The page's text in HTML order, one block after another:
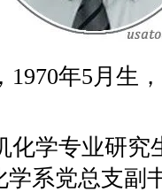
1970年5月生
化学专业研究
系党总支副